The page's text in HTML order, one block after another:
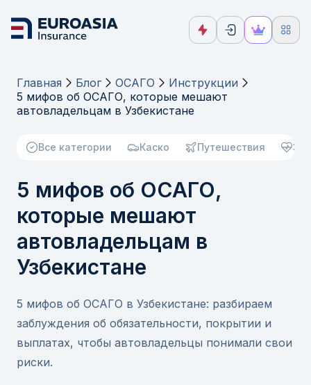
Главная Блог ОСАГО
Инструкции
5 мифов об ОСАГО, которые мешают
автовладельцам в Узбекистане
Все категории Каско Путешествия
5 мифов об ОСАГО,
которые мешают
автовладельцам в
Узбекистане
5 мифов об ОСАГО в Узбекистане: разбираем
заблуждения об обязательности, покрытии и
выплатах, чтобы автовладельцы понимали свои
риски.